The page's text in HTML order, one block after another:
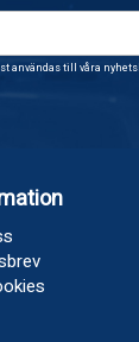
användas till våra